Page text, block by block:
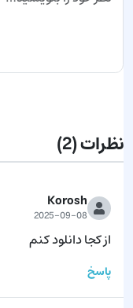
نظرات(2)
Korosh
2025-09-08
از کجا دانلود کنم
پاسخ